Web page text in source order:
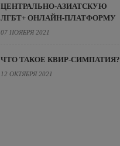
ЦЕНТРАЛЬНО-АЗИАТСКУЮ
ЛГБТ+ ОНЛАЙН-ПЛАТФОРМУ
07 НОЯБРЯ 2021
ЧТО ТАКОЕ КВИР-СИМПАТИЯ?
12 ОКТЯБРЯ 2021